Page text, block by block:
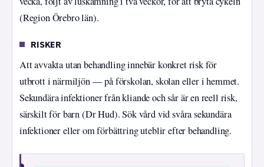
(Region Örebro län).
RISKER
Att avvakta utan behandling innebär konkret risk för
utbrott i närmiljön — på förskolan, skolan eller i hemmet.
Sekundära infektioner från kliande och sår är en reell risk,
särskilt för barn (Dr Hud). Sök vård vid svåra sekundära
infektioner eller om förbättring uteblir efter behandling.